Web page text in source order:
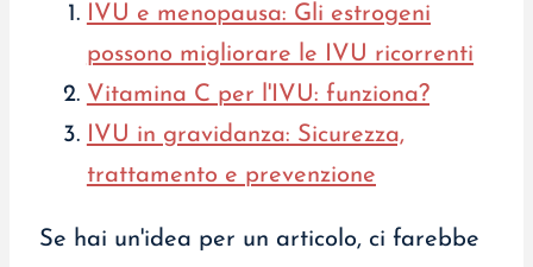
IVU e menopausa: Gli estrogeni
possono migliorare le IVU ricorrenti
Vitamina C per l'IVU: funziona?
IVU in gravidanza: Sicurezza,
trattamento e prevenzione
Se hai un'idea per un articolo, ci farebbe